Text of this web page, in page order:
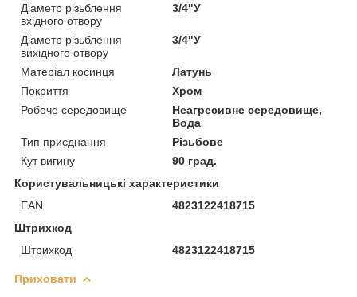
Діаметр різьблення
вхідного отвору
3/4"У
Діаметр різьблення
вихідного отвору
3/4"У
Матеріал косинця
Латунь
Покриття
Хром
Робоче середовище
Неагресивне середовище,
Вода
Тип приєднання
Різьбове
Кут вигину
90 град.
Користувальницькі характеристики
EAN
4823122418715
Штрихкод
Штрихкод
4823122418715
Приховати